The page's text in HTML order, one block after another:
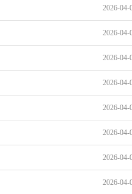
2026-04-
2026-04-
2026-04-
2026-04-
2026-04-
2026-04-
2026-04-
2026-04-